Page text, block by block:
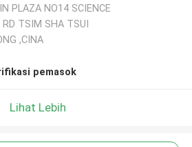
PLAZA NO14 SCIENCE
RD TSIM SHA TSUI
,CINA
pemasok
Lihat Lebih